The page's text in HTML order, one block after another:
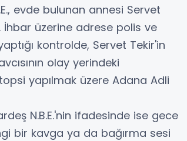
evde bulunan annesi Servet
İhbar üzerine adrese polis ve
kontrolde, Servet Tekir'in
olay yerindeki
yapılmak üzere Adana Adli
N.B.E.'nin ifadesinde ise gece
bir kavga ya da bağırma sesi